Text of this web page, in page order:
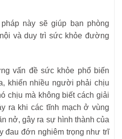
này sẽ giúp bạn phòng
và duy trì sức khỏe đường
vấn đề sức khỏe phổ biến
khiến nhiều người phải chịu
chịu mà không biết cách giải
ra khi các tĩnh mạch ở vùng
nở, gây ra sự hình thành của
đau đớn nghiêm trọng như trĩ